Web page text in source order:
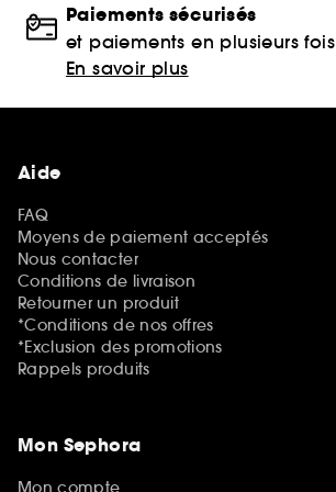
Paiements sécurisés
et paiements en plusieurs fois
En savoir plus
Aide
FAQ
Moyens de paiement acceptés
Nous contacter
Conditions de livraison
Retourner un produit
*Conditions de nos offres
*Exclusion des promotions
Rappels produits
Mon Sephora
Mon compte